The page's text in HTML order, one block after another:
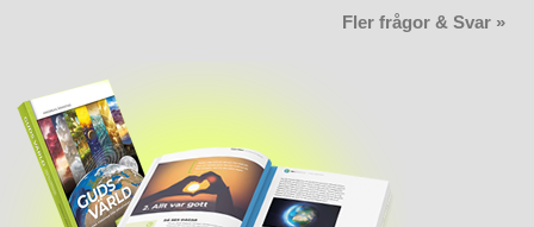
Fler frågor & Svar »